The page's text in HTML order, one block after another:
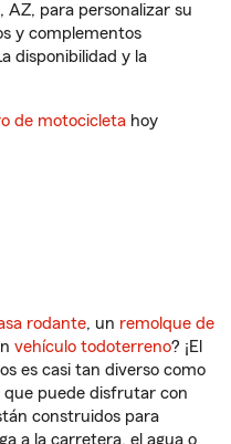
AZ, para personalizar su
y complementos
disponibilidad y la
de motocicleta hoy
rodante, un remolque de
vehículo todoterreno? ¡El
es casi tan diverso como
que puede disfrutar con
construidos para
a la carretera, el agua o